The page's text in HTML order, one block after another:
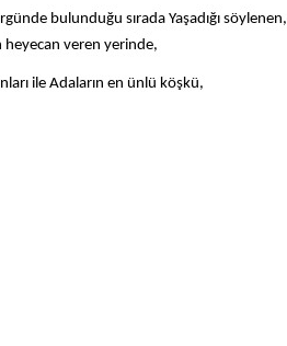
bulunduğu sırada Yaşadığı söylenen,
heyecan veren yerinde,
ile Adaların en ünlü köşkü,